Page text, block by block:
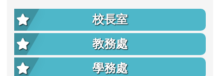
校長室
教務處
學務處